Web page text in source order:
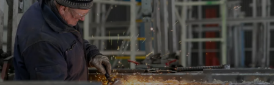
Dowiedz się więcej